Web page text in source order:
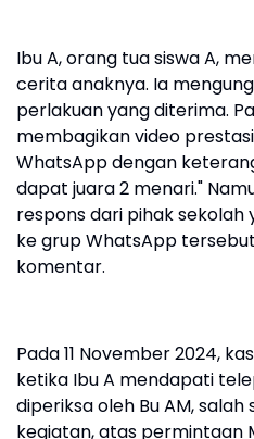
Ibu A, orang tua siswa A,
cerita anaknya. Ia
perlakuan yang diterima.
membagikan video
WhatsApp dengan
dapat juara 2 menari."
respons dari pihak
ke grup WhatsApp
komentar.
Pada 11 November 2024,
ketika Ibu A mendapati
diperiksa oleh Bu AM,
kegiatan, atas permintaan